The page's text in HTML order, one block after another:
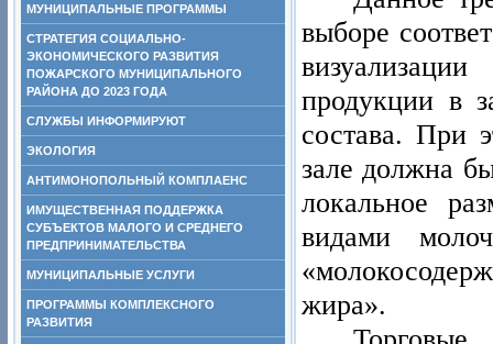
МУНИЦИПАЛЬНЫЕ ПРОГРАММЫ
СТРАТЕГИЯ СОЦИАЛЬНО-
ЭКОНОМИЧЕСКОГО РАЗВИТИЯ
ПОЖАРСКОГО МУНИЦИПАЛЬНОГО
РАЙОНА ДО 2023 ГОДА
СЛУЖБЫ ИНФОРМИРУЮТ
ЭКОЛОГИЯ
АНТИМОНОПОЛЬНЫЙ КОМПЛАЕНС
ИМУЩЕСТВЕННАЯ ПОДДЕРЖКА
СУБЪЕКТОВ МАЛОГО И СРЕДНЕГО
ПРЕДПРИНИМАТЕЛЬСТВА
МУНИЦИПАЛЬНЫЕ УСЛУГИ
ПРОГРАММЫ КОМПЛЕКСНОГО
РАЗВИТИЯ
выборе
продукции в
состава. При
зале должна
локальное
видами
жира».